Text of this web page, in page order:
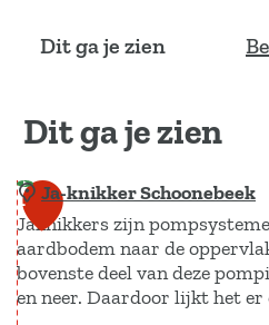
p
u
e
v
e
r
g
r
o
Dit ga je zien
Dit ga je zien
1
Ja-knikker Schoonebeek
Jaknikkers zijn
aardbodem naar de
bovenste deel van deze
en neer. Daardoor lijkt het